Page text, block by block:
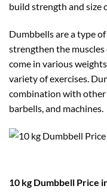
build strength and size
Dumbbells are a type
strengthen the
come in various
variety of exercises.
combination with
barbells, and machines.
10 kg Dumbbell Price